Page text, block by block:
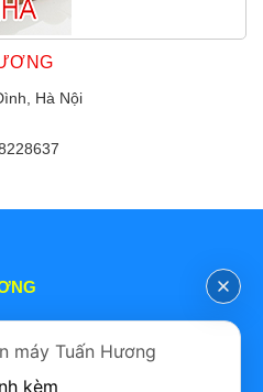
Hà Nội
Hà Nội
máy Tuấn Hương
kèm